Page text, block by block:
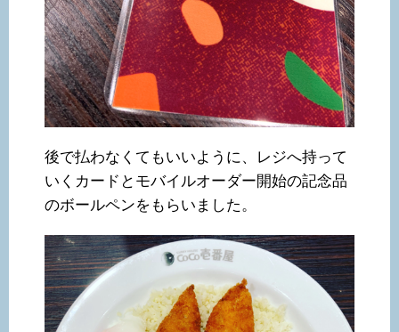
後で払わなくてもいいように、レジへ持って
いくカードとモバイルオーダー開始の記念品
のボールペンをもらいました。